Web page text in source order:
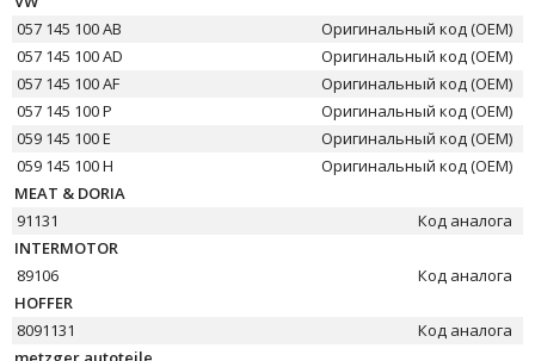
057 145 100 AB
Оригинальный код (OEM)
057 145 100 AD
Оригинальный код (OEM)
057 145 100 AF
Оригинальный код (OEM)
057 145 100 P
Оригинальный код (OEM)
059 145 100 E
Оригинальный код (OEM)
059 145 100 H
Оригинальный код (OEM)
MEAT & DORIA
91131
Код аналога
INTERMOTOR
89106
Код аналога
HOFFER
8091131
Код аналога